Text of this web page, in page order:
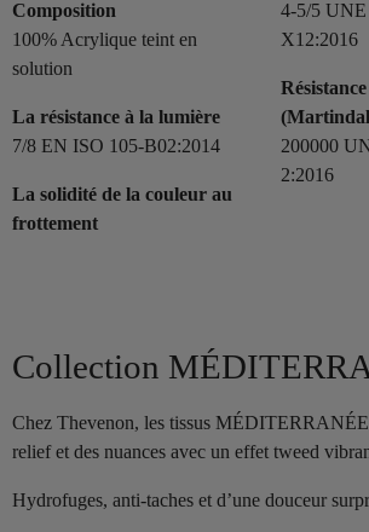
Composition
100% Acrylique teint en
solution
La résistance à la lumière
7/8 EN ISO 105-B02:2014
La solidité de la couleur au
frottement
4-5/5
X12:2016
200000
2:2016
Collection
Chez Thevenon, les tissus
relief et des nuances avec un effet tweed
Hydrofuges, anti-taches et d’une douceur